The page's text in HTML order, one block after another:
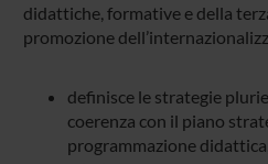
didattiche, formative e della
promozione
definisce le strategie
coerenza con il piano
programmazione